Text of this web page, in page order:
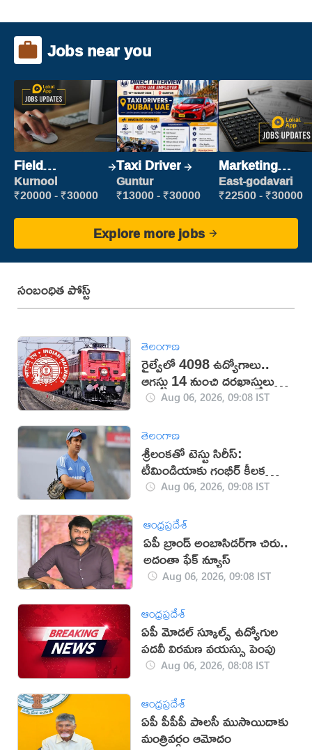
Jobs near you
Field
Marketing
Executive
Kurnool
₹20000 - ₹30000
Taxi Driver
Guntur
₹13000 - ₹30000
Marketing
Executive
East-godavari
₹22500 - ₹30000
Explore more jobs
సంబంధిత పోస్ట్
తెలంగాణ
రైల్వేలో 4098 ఉద్యోగాలు..
ఆగస్టు 14 నుంచి దరఖాస్తులు
స్టార్ట్Aug 06, 2026, 09:08 IST
తెలంగాణ
శ్రీలంకతో టెస్టు సిరీస్:
టీమిండియాకు గంభీర్ కీలక
సూచనలు
Aug 06, 2026, 09:08 IST
ఆంధ్రప్రదేశ్
ఏపీ బ్రాండ్‌ అంబాసిడర్‌గా చిరు..
అదంతా ఫేక్‌ న్యూస్‌
Aug 06, 2026, 09:08 IST
ఆంధ్రప్రదేశ్
ఏపీ మోడల్ స్కూల్స్ ఉద్యోగుల
పదవీ విరమణ వయస్సు పెంపు
Aug 06, 2026, 08:08 IST
ఆంధ్రప్రదేశ్
ఏపీ పీపీపీ పాలసీ ముసాయిదాకు
మంత్రివర్గం ఆమోదం